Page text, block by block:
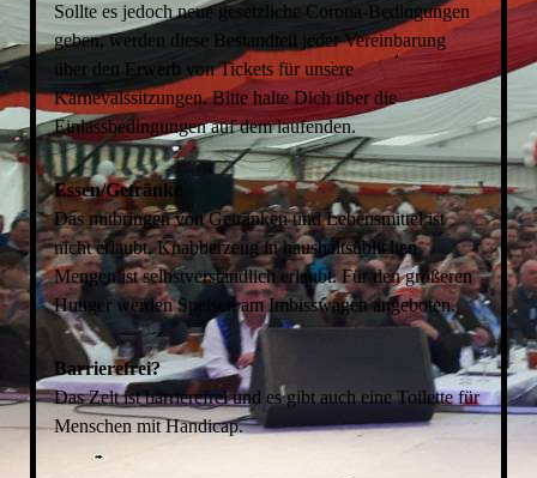
Sollte es jedoch neue gesetzliche Corona-Bedingungen
geben, werden diese Bestandteil jeder Vereinbarung
über den Erwerb von Tickets für unsere
Karnevalssitzungen. Bitte halte Dich über die
Einlassbedingungen auf dem laufenden.
Essen/Getränke
Das mitbringen von Getränken und Lebensmittel ist
nicht erlaubt. Knabberzeug in haushaltsüblichen
Mengen ist selbstverständlich erlaubt. Für den größeren
Hunger werden Speisen am Imbisswagen angeboten.
Barrierefrei?
Das Zelt ist barrierefrei und es gibt auch eine Toilette für
Menschen mit Handicap.